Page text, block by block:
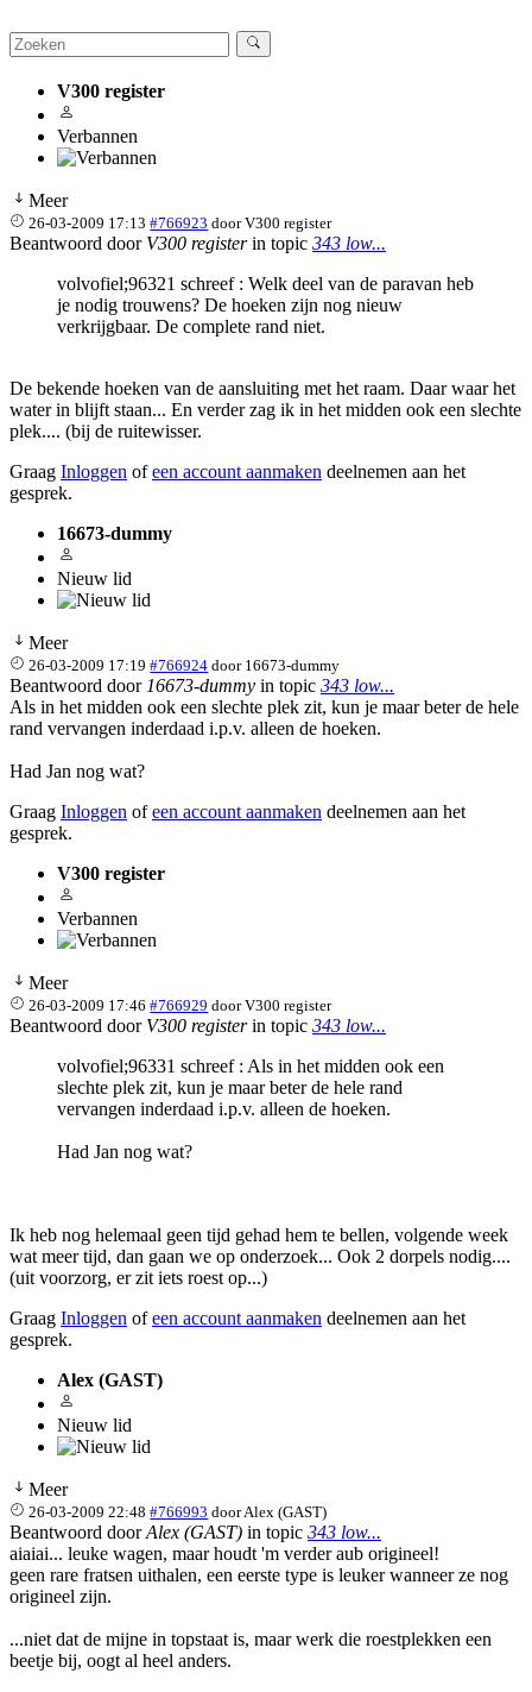
V300 register
Verbannen
Meer
26-03-2009 17:13 #766923 doorV300 register
Beantwoord door V300 registerin topic 343 low...
volvofiel;96321 schreef : Welk deel van de paravan heb
je nodig trouwens? De hoeken zijn nog nieuw
verkrijgbaar. De complete rand niet.
De bekende hoeken van de aansluiting met het raam. Daar waar het
water in blijft staan... En verder zag ik in het midden ook een slechte
plek.... (bij de ruitewisser.
Graag Inloggen ofeen account aanmaken deelnemen aan het
gesprek.
16673-dummy
Nieuw lid
Meer
26-03-2009 17:19 #766924 door 16673-dummy
Beantwoord door 16673-dummy in topic 343 low...
Als in het midden ook een slechte plek zit, kun je maar beter de hele
rand vervangen inderdaad i.p.v. alleen de hoeken.
Had Jan nog wat?
Graag Inloggen ofeen account aanmaken deelnemen aan het
gesprek.
V300 register
Verbannen
Meer
26-03-2009 17:46 #766929 doorV300 register
Beantwoord door V300 registerin topic 343 low...
volvofiel;96331 schreef : Als in het midden ook een
slechte plek zit, kun je maar beter de hele rand
vervangen inderdaad i.p.v. alleen de hoeken.
Had Jan nog wat?
Ik heb nog helemaal geen tijd gehad hem te bellen, volgende week
wat meer tijd, dan gaan we op onderzoek... Ook 2 dorpels nodig....
(uit voorzorg, er zit iets roest op...)
Graag Inloggen ofeen account aanmaken deelnemen aan het
gesprek.
Alex (GAST)
Nieuw lid
Meer
26-03-2009 22:48 #766993 doorAlex (GAST)
Beantwoord doorAlex (GAST) in topic 343 low...
aiaiai... leuke wagen, maar houdt 'm verder aub origineel!
geen rare fratsen uithalen, een eerste type is leuker wanneer ze nog
origineel zijn.
...niet dat de mijne in topstaat is, maar werk die roestplekken een
beetje bij, oogt al heel anders.